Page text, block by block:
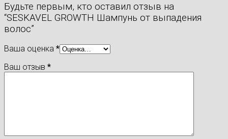
Будьте первым, кто оставил отзыв на
“SESKAVEL GROWTH Шампунь от выпадения
волос”
Ваша оценка *
Ваш отзыв *